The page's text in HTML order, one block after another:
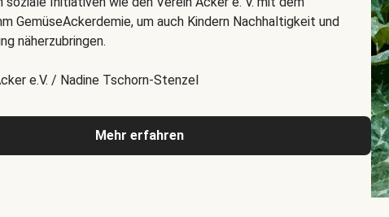
GemüseAckerdemie, um auch Kindern Nachhaltigkeit und
näherzubringen.
e.V. / Nadine Tschorn-Stenzel
Mehr erfahren